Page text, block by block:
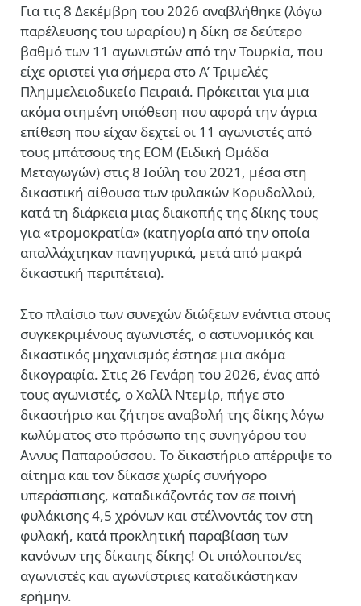
Για τις 8 Δεκέμβρη του 2026 αναβλήθηκε (λόγω
παρέλευσης του ωραρίου) η δίκη σε δεύτερο
βαθμό των 11 αγωνιστών από την Τουρκία, που
είχε οριστεί για σήμερα στο Α’ Τριμελές
Πλημμελειοδικείο Πειραιά. Πρόκειται για μια
ακόμα στημένη υπόθεση που αφορά την άγρια
επίθεση που είχαν δεχτεί οι 11 αγωνιστές από
τους μπάτσους της ΕΟΜ (Ειδική Ομάδα
Μεταγωγών) στις 8 Ιούλη του 2021, μέσα στη
δικαστική αίθουσα των φυλακών Κορυδαλλού,
κατά τη διάρκεια μιας διακοπής της δίκης τους
για «τρομοκρατία» (κατηγορία από την οποία
απαλλάχτηκαν πανηγυρικά, μετά από μακρά
δικαστική περιπέτεια).
Στο πλαίσιο των συνεχών διώξεων ενάντια στους
συγκεκριμένους αγωνιστές, ο αστυνομικός και
δικαστικός μηχανισμός έστησε μια ακόμα
δικογραφία. Στις 26 Γενάρη του 2026, ένας από
τους αγωνιστές, ο Χαλίλ Ντεμίρ, πήγε στο
δικαστήριο και ζήτησε αναβολή της δίκης λόγω
κωλύματος στο πρόσωπο της συνηγόρου του
Αννυς Παπαρούσσου. Το δικαστήριο απέρριψε το
αίτημα και τον δίκασε χωρίς συνήγορο
υπεράσπισης, καταδικάζοντάς τον σε ποινή
φυλάκισης 4,5 χρόνων και στέλνοντάς τον στη
φυλακή, κατά προκλητική παραβίαση των
κανόνων της δίκαιης δίκης! Οι υπόλοιποι/ες
αγωνιστές και αγωνίστριες καταδικάστηκαν
ερήμην.